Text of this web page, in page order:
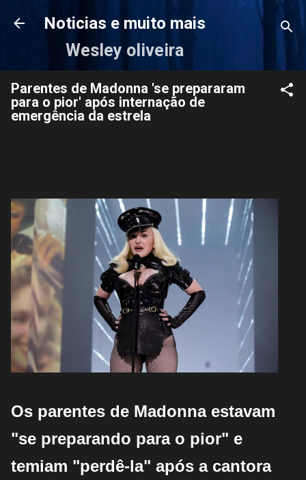
Pular para o conteúdo principal
Noticias e muito mais
Wesley oliveira
Parentes de Madonna 'se prepararam
para o pior' após internação de
emergência da estrela
Os parentes de Madonna estavam
"se preparando para o pior" e
temiam "perdê-la" após a cantora